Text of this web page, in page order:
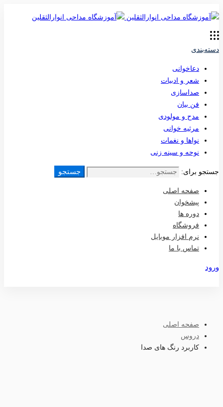
دسته‌بندی
دعاخوانی
شعر و ادبیات
صداسازی
فن بیان
مدح و مولودی
مرثیه خوانی
نواها و نغمات
نوحه و سینه زنی
جستجو برای: جستجو
صفحه اصلی
پیشخوان
دوره ها
فروشگاه
نرم افزار موبایل
تماس با ما
ورود
صفحه اصلی
دروس
کاربرد رنگ های صدا